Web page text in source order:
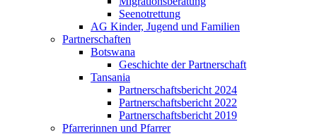
Seenotrettung
AG Kinder, Jugend und Familien
Partnerschaften
Botswana
Geschichte der Partnerschaft
Tansania
Partnerschaftsbericht 2024
Partnerschaftsbericht 2022
Partnerschaftsbericht 2019
Pfarrerinnen und Pfarrer